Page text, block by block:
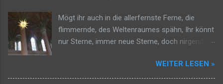
Mögt ihr auch in die allerfernste Ferne, die
flimmernde, des Weltenraumes spähn, Ihr könnt
nur Sterne, immer neue Sterne, doch nirgends
der andern Welt und Zeit zufolge Gottes
deutender Gebärde und ziehe über Bethlehems
WEITER LESEN »